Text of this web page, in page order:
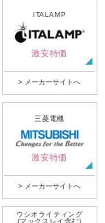
ITALAMP
激安特価
> メーカーサイトへ
三菱電機
激安特価
> メーカーサイトへ
ウシオライティング
(マックスレイ含む)